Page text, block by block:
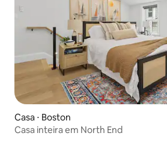
Casa ⋅ Boston
Casa inteira em North End